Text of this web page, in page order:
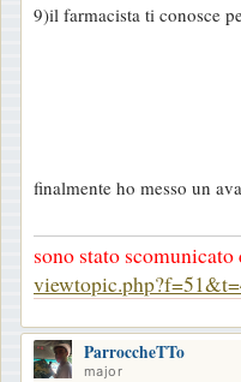
9)il farmacista ti conosce
finalmente ho messo un
sono stato scomunicato
ParroccheTTo
major